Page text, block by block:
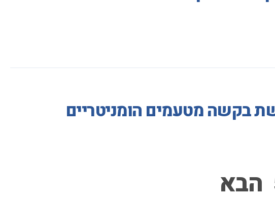
בקשה מטעמים הומניטריים
הבא